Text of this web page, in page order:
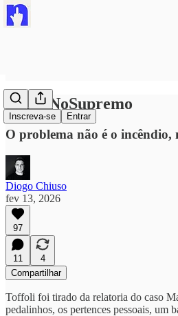
Inscreva-se Entrar
#FogoNoSupremo
O problema não é o
Diogo Chiuso
fev 13, 2026
97
11
4
Compartilhar
Toffoli foi tirado da relatoria do caso
pedalinhos, os pertences pessoais, um